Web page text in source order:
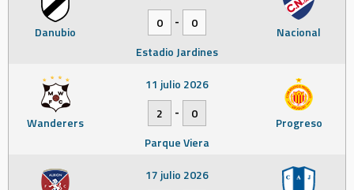
Danubio Nacional
0
-
0
Estadio Jardines
Wanderers Progreso
11 julio 2026
2
-
0
Parque Viera
17 julio 2026